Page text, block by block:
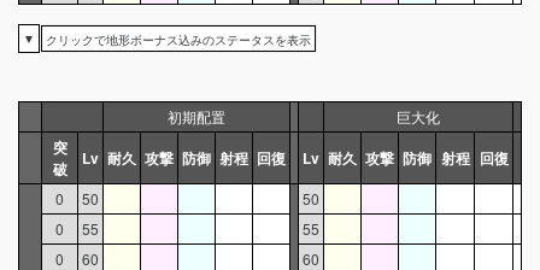
▼ クリックで地形ボーナス込みのステータスを表示
初期配置 巨大化
突
破
Lv 耐久 攻撃 防御 射程 回復 Lv 耐久 攻撃 防御 射程 回復
0 50
50
0
55
55
0
60
60